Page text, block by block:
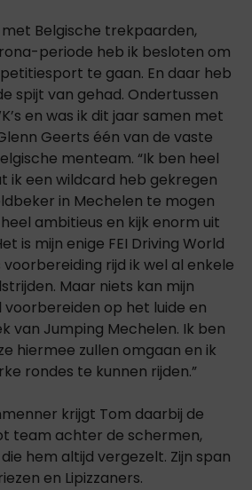
Belgische trekpaarden,
periode heb ik besloten om
te gaan. En daar heb
spijt van gehad. Ondertussen
en was ik dit jaar samen met
Geerts één van de vaste
menteam. “Ik ben heel
ik een wildcard heb gekregen
in Mechelen te mogen
ambitieus en kijk enorm uit
is mijn enige FEI Driving World
voorbereiding rijd ik wel al enkele
Maar niets kan mijn
op het luide en
van Jumping Mechelen. Ik ben
hiermee zullen omgaan en ik
rondes te kunnen rijden.”
krijgt Tom daarbij de
team achter de schermen,
hem altijd vergezelt. Zijn span
en Lipizzaners.